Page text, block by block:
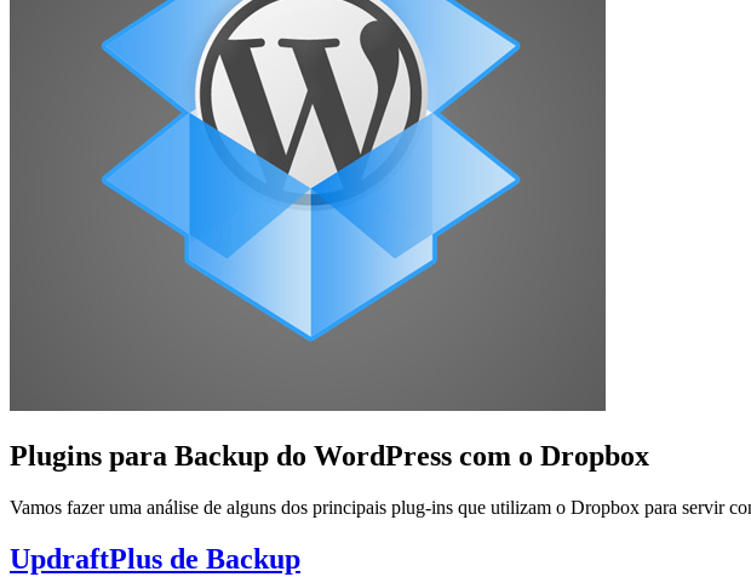
Plugins para Backup do WordPress com o Dropbox
Vamos fazer uma análise de alguns dos principais plug-ins que utilizam o Dropbox para servir
UpdraftPlus de Backup